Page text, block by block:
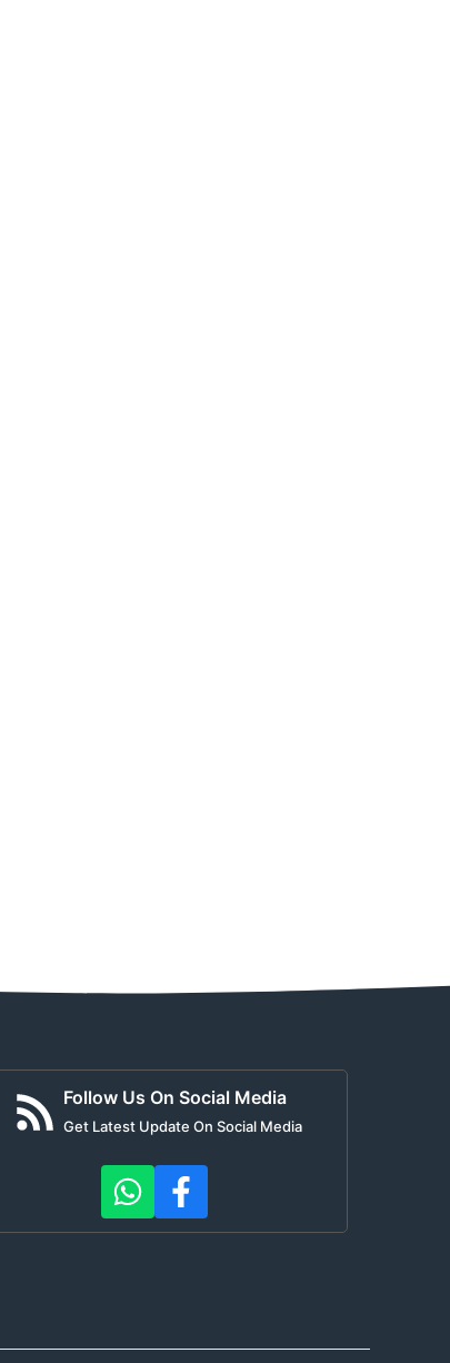
Follow Us On Social Media
Get Latest Update On Social Media